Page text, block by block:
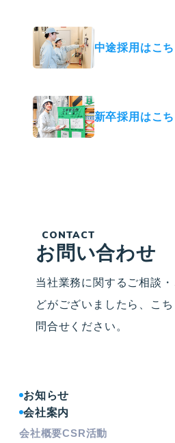
中途採用はこち
新卒採用はこち
CONTACT
お問い合わせ
当社業務に関するご相談
どがございましたら、こ
問合せください。
お知らせ
会社案内
会社概要CSR活動